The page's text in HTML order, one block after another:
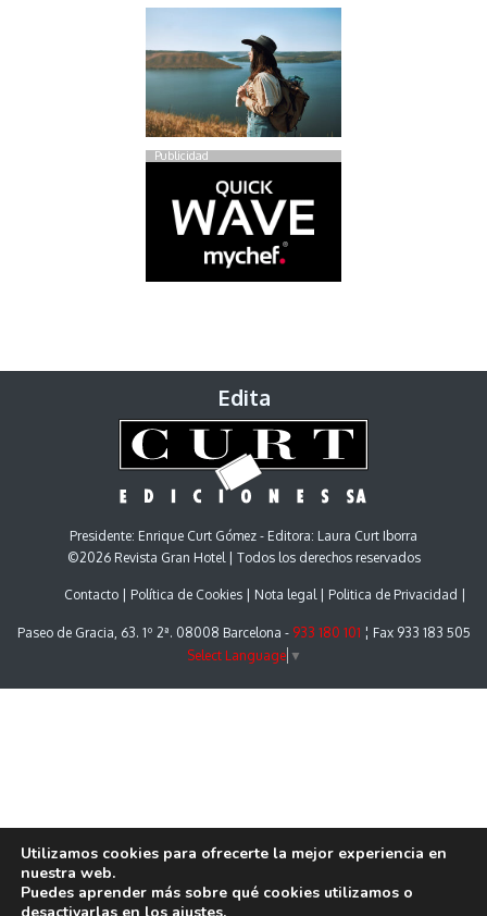
Publicidad
Edita
Presidente: Enrique Curt Gómez - Editora: Laura Curt Iborra
©2026 Revista Gran Hotel | Todos los derechos reservados
Contacto Política de Cookies Nota legal Politica de Privacidad
Paseo de Gracia, 63. 1º 2ª. 08008 Barcelona - 933 180 101 ¦ Fax 933 183 505
Select Language ▼
Utilizamos cookies para ofrecerte la mejor experiencia en
nuestra web.
Puedes aprender más sobre qué cookies utilizamos o